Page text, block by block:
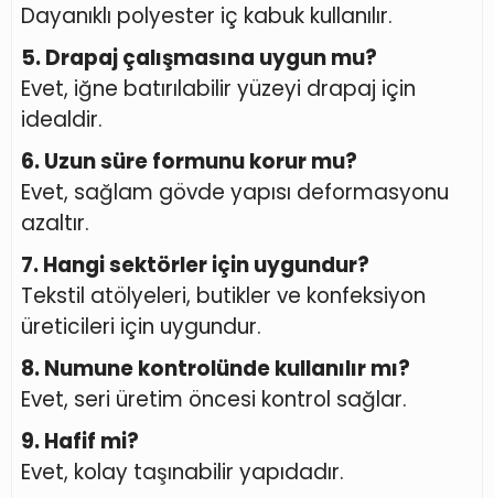
Dayanıklı polyester iç kabuk kullanılır.
5. Drapaj çalışmasına uygun mu?
Evet, iğne batırılabilir yüzeyi drapaj için
idealdir.
6. Uzun süre formunu korur mu?
Evet, sağlam gövde yapısı deformasyonu
azaltır.
7. Hangi sektörler için uygundur?
Tekstil atölyeleri, butikler ve konfeksiyon
üreticileri için uygundur.
8. Numune kontrolünde kullanılır mı?
Evet, seri üretim öncesi kontrol sağlar.
9. Hafif mi?
Evet, kolay taşınabilir yapıdadır.